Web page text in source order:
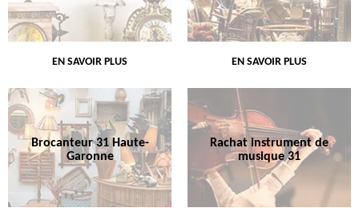
EN SAVOIR PLUS EN SAVOIR PLUS
Brocanteur 31 Haute-
Garonne
Rachat instrument de
musique 31